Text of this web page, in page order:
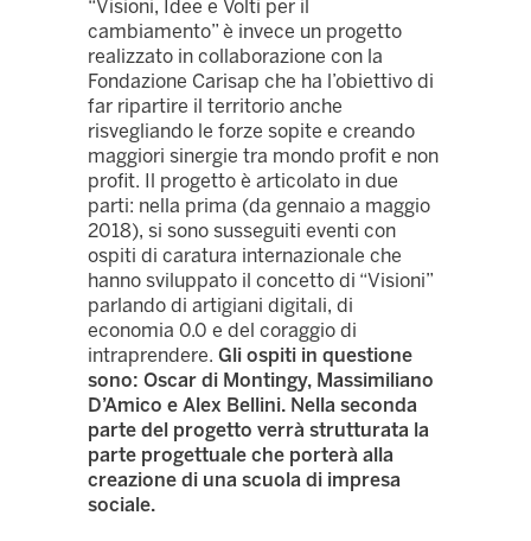
“Visioni, Idee e Volti per il
cambiamento” è invece un progetto
realizzato in collaborazione con la
Fondazione Carisap che ha l’obiettivo di
far ripartire il territorio anche
risvegliando le forze sopite e creando
maggiori sinergie tra mondo profit e non
profit. Il progetto è articolato in due
parti: nella prima (da gennaio a maggio
2018), si sono susseguiti eventi con
ospiti di caratura internazionale che
hanno sviluppato il concetto di “Visioni”
parlando di artigiani digitali, di
economia 0.0 e del coraggio di
intraprendere. Gli ospiti in questione
sono: Oscar di Montingy, Massimiliano
D’Amico e Alex Bellini. Nella seconda
parte del progetto verrà strutturata la
parte progettuale che porterà alla
creazione di una scuola di impresa
sociale.